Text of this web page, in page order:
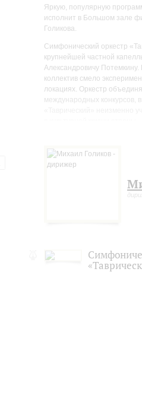
Яркую, популярную
исполнит в Большом зале
Голикова.
Симфонический оркестр
крупнейшей частной
Александровичу
коллектив смело
локациях. Оркестр
международных конкурсов,